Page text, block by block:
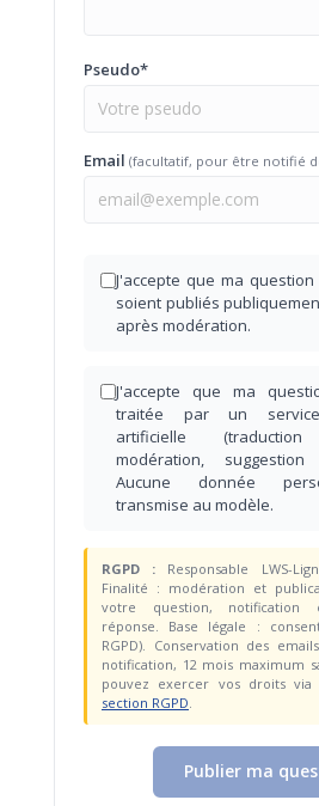
Pseudo*
Email (facultatif, pour être notifié
J'accepte que ma
soient publiés
après modération.
J'accepte que ma
traitée par un service
artificielle (traduction
modération,
Aucune donnée
transmise au modèle.
RGPD : Responsable LWS-
Finalité : modération et
votre question, notification
réponse. Base légale :
RGPD). Conservation des
notification, 12 mois maximum
pouvez exercer vos droits via
section RGPD
Publier ma